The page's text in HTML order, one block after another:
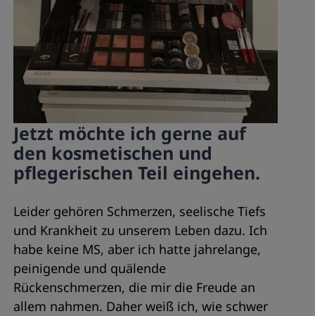
Jetzt möchte ich gerne auf
den kosmetischen und
pflegerischen Teil eingehen.
Leider gehören Schmerzen, seelische Tiefs
und Krankheit zu unserem Leben dazu. Ich
habe keine MS, aber ich hatte jahrelange,
peinigende und quälende
Rückenschmerzen, die mir die Freude an
allem nahmen. Daher weiß ich, wie schwer